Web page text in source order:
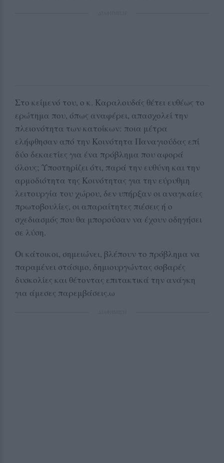
Στο κείμενό του, ο κ. Καραλουδάς θέτει ευθέως το
ερώτημα που, όπως αναφέρει, απασχολεί την
πλειονότητα των κατοίκων: ποια μέτρα
ελήφθησαν από την Κοινότητα Παναγιούδας επί
δύο δεκαετίες για ένα πρόβλημα που αφορά
όλους; Υποστηρίζει ότι, παρά την ευθύνη και την
αρμοδιότητα της Κοινότητας για την εύρυθμη
λειτουργία του χώρου, δεν υπήρξαν οι αναγκαίες
πρωτοβουλίες, οι απαραίτητες πιέσεις ή ο
σχεδιασμός που θα μπορούσαν να έχουν οδηγήσει
σε λύση.
Οι κάτοικοι, σημειώνει, βλέπουν το πρόβλημα να
παραμένει στάσιμο, δημιουργώντας σοβαρές
δυσκολίες και θέτοντας επιτακτικά την ανάγκη
για άμεσες παρεμβάσεις.ω